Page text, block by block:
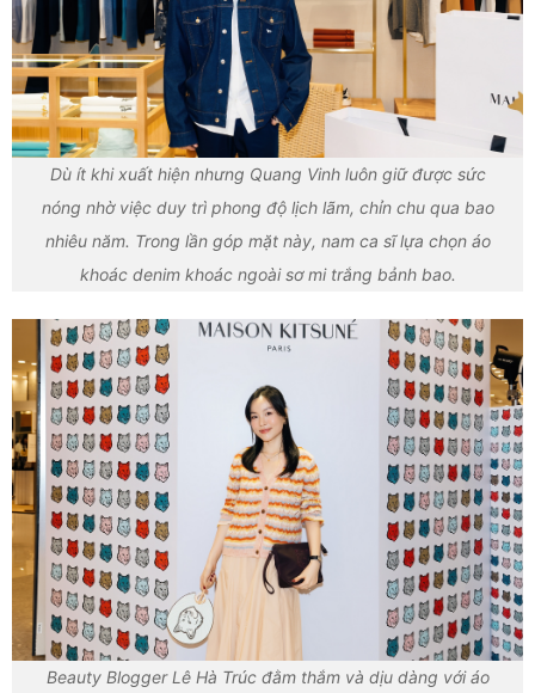
Dù ít khi xuất hiện nhưng Quang Vinh luôn giữ được sức
nóng nhờ việc duy trì phong độ lịch lãm, chỉn chu qua bao
nhiêu năm. Trong lần góp mặt này, nam ca sĩ lựa chọn áo
khoác denim khoác ngoài sơ mi trắng bảnh bao.
Beauty Blogger Lê Hà Trúc đằm thắm và dịu dàng với áo